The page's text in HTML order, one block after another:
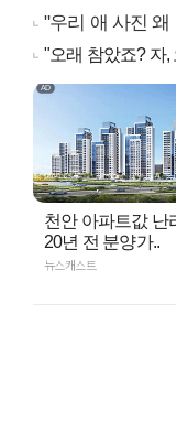
"우리 애 사진
"오래 참았죠? 자,
천안 아파트값 난
20년 전 분양가..
뉴스캐스트